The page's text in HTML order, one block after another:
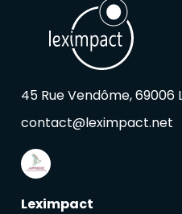
45 Rue Vendôme, 69006
contact@leximpact.net
Leximpact